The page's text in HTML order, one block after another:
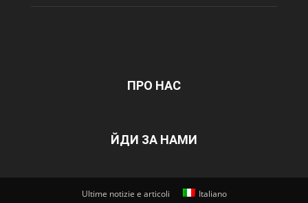
ПРО НАС
ЙДИ ЗА НАМИ
Ultime notizie e articoli Italiano